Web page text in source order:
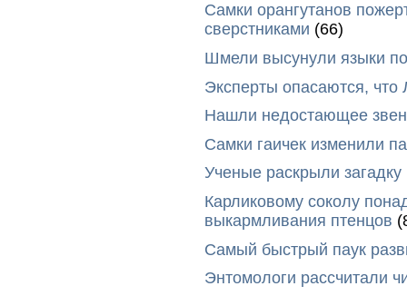
Самки орангутанов
сверстниками (66)
Шмели высунули языки
Эксперты опасаются,
Нашли недостающее
Самки гаичек изменили
Ученые раскрыли загадку
Карликовому соколу
выкармливания птенцов
Самый быстрый паук
Энтомологи рассчитали